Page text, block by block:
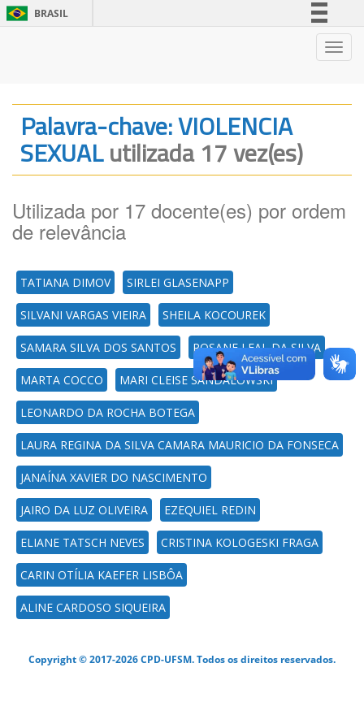
BRASIL
Legislação
Canais
Palavra-chave: VIOLENCIA
SEXUALutilizada 17 vez(es)
Utilizada por 17 docente(es) por ordem
de relevância
TATIANA DIMOV SIRLEI GLASENAPP
SILVANI VARGAS VIEIRA SHEILA KOCOUREK
SAMARA SILVA DOS SANTOS ROSANE LEAL DA SILVA
MARTA COCCO MARI CLEISE SANDALOWSKI
LEONARDO DA ROCHA BOTEGA
LAURA REGINA DA SILVA CAMARA MAURICIO DA FONSECA
JANAÍNA XAVIER DO NASCIMENTO
JAIRO DA LUZ OLIVEIRA EZEQUIEL REDIN
ELIANE TATSCH NEVES CRISTINA KOLOGESKI FRAGA
CARIN OTÍLIA KAEFER LISBÔA
ALINE CARDOSO SIQUEIRA
Copyright © 2017-2026 CPD-UFSM. Todos os direitos reservados.